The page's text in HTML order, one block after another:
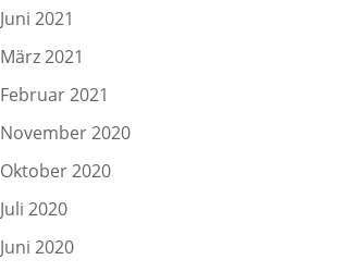
Juni 2021
März 2021
Februar 2021
November 2020
Oktober 2020
Juli 2020
Juni 2020